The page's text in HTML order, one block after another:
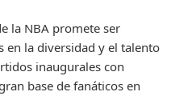
la NBA promete ser
en la diversidad y el talento
inaugurales con
base de fanáticos en